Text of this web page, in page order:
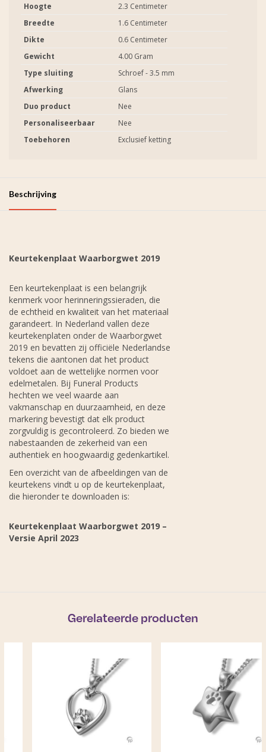
Hoogte
2.3 Centimeter
Breedte
1.6 Centimeter
Dikte
0.6 Centimeter
Gewicht
4.00 Gram
Type sluiting
Schroef - 3.5 mm
Afwerking
Glans
Duo product
Nee
Personaliseerbaar
Nee
Toebehoren
Exclusief ketting
Beschrijving
Keurtekenplaat Waarborgwet 2019
Een keurtekenplaat is een belangrijk
kenmerk voor herinneringssieraden, die
de echtheid en kwaliteit van het materiaal
garandeert. In Nederland vallen deze
keurtekenplaten onder de Waarborgwet
2019 en bevatten zij officiële Nederlandse
tekens die aantonen dat het product
voldoet aan de wettelijke normen voor
edelmetalen. Bij Funeral Products
hechten we veel waarde aan
vakmanschap en duurzaamheid, en deze
markering bevestigt dat elk product
zorgvuldig is gecontroleerd. Zo bieden we
nabestaanden de zekerheid van een
authentiek en hoogwaardig gedenkartikel.
Een overzicht van de afbeeldingen van de
keurtekens vindt u op de keurtekenplaat,
die hieronder te downloaden is:
Keurtekenplaat Waarborgwet 2019 –
Versie April 2023
Gerelateerde producten